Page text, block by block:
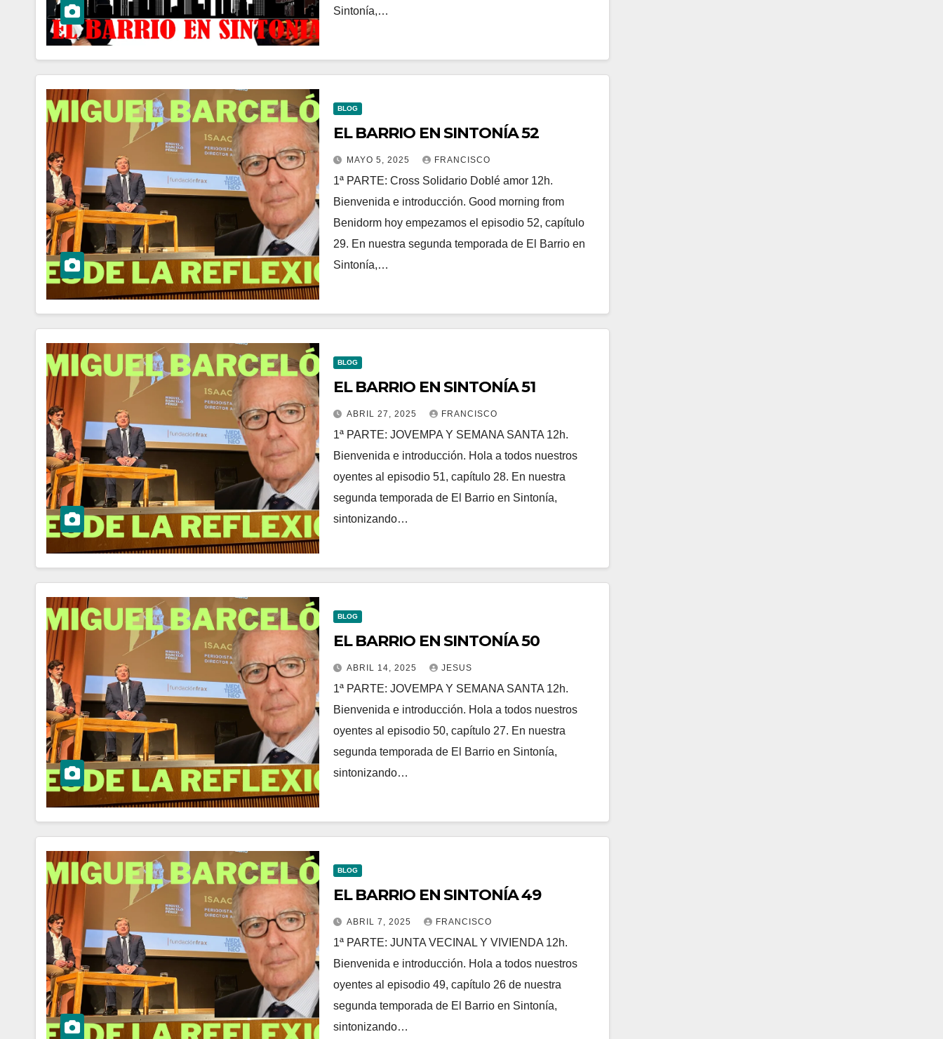
Sintonía,…
BLOG
EL BARRIO EN SINTONÍA 52
MAYO 5, 2025 FRANCISCO
1ª PARTE: Cross Solidario Doblé amor 12h.
Bienvenida e introducción. Good morning from
Benidorm hoy empezamos el episodio 52, capítulo
29. En nuestra segunda temporada de El Barrio en
Sintonía,…
BLOG
EL BARRIO EN SINTONÍA 51
ABRIL 27, 2025 FRANCISCO
1ª PARTE: JOVEMPA Y SEMANA SANTA 12h.
Bienvenida e introducción. Hola a todos nuestros
oyentes al episodio 51, capítulo 28. En nuestra
segunda temporada de El Barrio en Sintonía,
sintonizando…
BLOG
EL BARRIO EN SINTONÍA 50
ABRIL 14, 2025 JESUS
1ª PARTE: JOVEMPA Y SEMANA SANTA 12h.
Bienvenida e introducción. Hola a todos nuestros
oyentes al episodio 50, capítulo 27. En nuestra
segunda temporada de El Barrio en Sintonía,
sintonizando…
BLOG
EL BARRIO EN SINTONÍA 49
ABRIL 7, 2025 FRANCISCO
1ª PARTE: JUNTA VECINAL Y VIVIENDA 12h.
Bienvenida e introducción. Hola a todos nuestros
oyentes al episodio 49, capítulo 26 de nuestra
segunda temporada de El Barrio en Sintonía,
sintonizando…